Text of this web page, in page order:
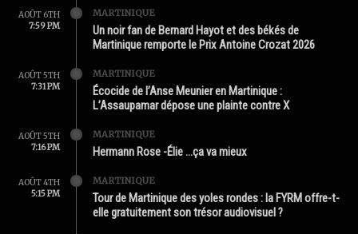
AOÛT 6TH
7:59 PM
MARTINIQUE
Un noir fan de Bernard Hayot et des békés de
Martinique remporte le Prix Antoine Crozat 2026
AOÛT 5TH
7:31 PM
MARTINIQUE
Écocide de l’Anse Meunier en Martinique :
L’Assaupamar dépose une plainte contre X
AOÛT 5TH
7:16 PM
MARTINIQUE
Hermann Rose -Élie …ça va mieux
AOÛT 4TH
5:15 PM
MARTINIQUE
Tour de Martinique des yoles rondes : la FYRM offre-t-
elle gratuitement son trésor audiovisuel ?